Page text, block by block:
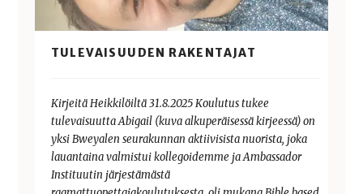
TULEVAISUUDEN RAKENTAJAT
Kirjeitä Heikkilöiltä 31.8.2025 Koulutus tukee
tulevaisuutta Abigail (kuva alkuperäisessä kirjeessä) on
yksi Bweyalen seurakunnan aktiivisista nuorista, joka
lauantaina valmistui kollegoidemme ja Ambassador
Instituutin järjestämästä